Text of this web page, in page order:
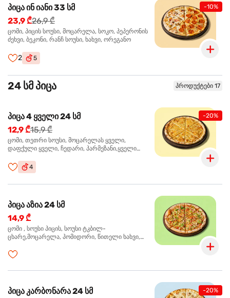
-10%
პიცა ინ იანი 33 სმ
23,9 ₾26,9 ₾
ცომი, პიცის სოუსი, მოცარელა, სოკო, პეპერონის
ძეხვი, ბეკონი, რანჩ სოუსი, ხახვი, ორეგანო
2 5
24 სმ პიცა პროდუქტები 17
-20%
პიცა 4 ყველი 24 სმ
12,9 ₾15,9 ₾
ცომი, თეთრი სოუსი, მოცარელას ყველი,
დაფქული ყველი, ჩედარი, პარმეზანი,ყველი
4
პიცა აზია 24 სმ
14,9 ₾
ცომი , სოუსი პიცის, სოუსი ტკბილ-
ცხარე,მოცარელა, პომიდორი, წითელი ხახვი,
სეზამის მარცვლის ნაზავი, ქინძი, ორეგანო
-20%
პიცა კარბონარა 24 სმ